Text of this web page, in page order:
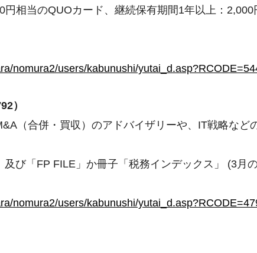
円相当のQUOカード、継続保有期間1年以上：2,000
nomura2/users/kabunushi/
）
（合併・買収）のアドバイザリーや、IT戦略など
び「FP FILE」か冊子「税務インデックス」 (3月の
nomura2/users/kabunushi/